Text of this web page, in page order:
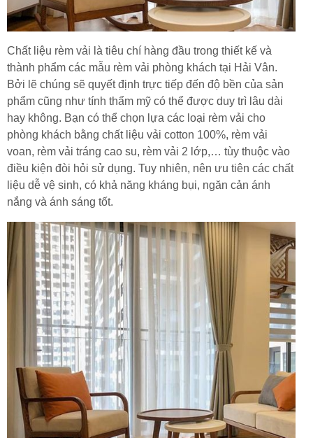
Chất liệu rèm vải là tiêu chí hàng đầu trong thiết kế và
thành phẩm các mẫu rèm vải phòng khách tại Hải Vân.
Bởi lẽ chúng sẽ quyết định trực tiếp đến độ bền của sản
phẩm cũng như tính thẩm mỹ có thể được duy trì lâu dài
hay không. Bạn có thể chọn lựa các loại rèm vải cho
phòng khách bằng chất liệu vải cotton 100%, rèm vải
voan, rèm vải tráng cao su, rèm vải 2 lớp,… tùy thuộc vào
điều kiện đòi hỏi sử dụng. Tuy nhiên, nên ưu tiên các chất
liệu dễ vệ sinh, có khả năng kháng bụi, ngăn cản ánh
nắng và ánh sáng tốt.